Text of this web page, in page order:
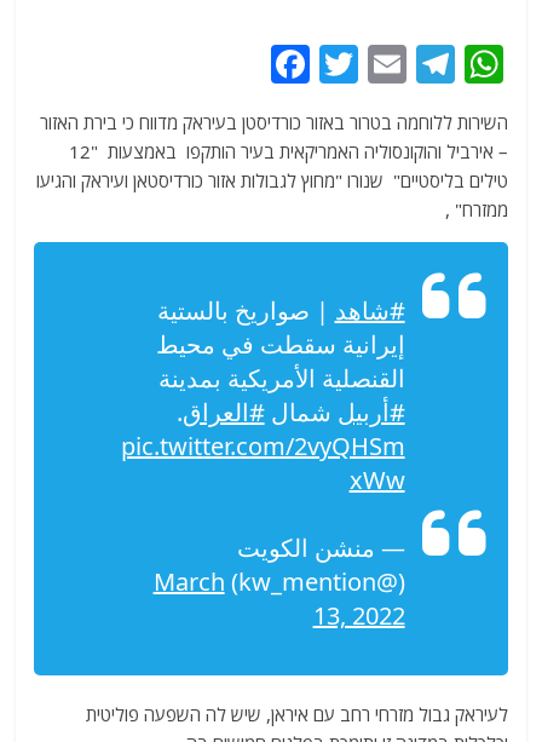
W
h
at
s
A
p
p
T
e
g
m
E
ai
l
T
itt
er
c
e
o
o
k
השירות ללוחמה בטרור באזור כורדיסטן בעיראק מדווח כי בירת האזור
– אירביל והוקונסוליה האמריקאית בעיר הותקפו באמצעות "12
טילים בליסטיים" שנורו "מחוץ לגבולות אזור כורדיסטאן ועיראק והגיעו
ממזרח" ,
#شاهد | صواريخ بالستية
إيرانية سقطت في محيط
القنصلية الأمريكية بمدينة
#أربيل شمال#العراق.
pic.twitter.com/2vyQHSm
xWw
— منشن الكويت
(@kw_mention)
March
13, 2022
לעיראק גבול מזרחי רחב עם איראן, שיש לה השפעה פוליטית